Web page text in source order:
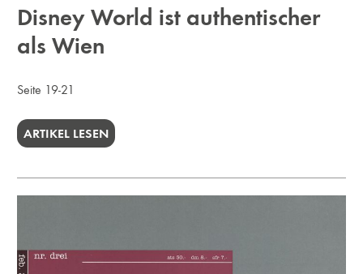
Disney World ist authentischer
als Wien
Seite 19-21
ARTIKEL LESEN